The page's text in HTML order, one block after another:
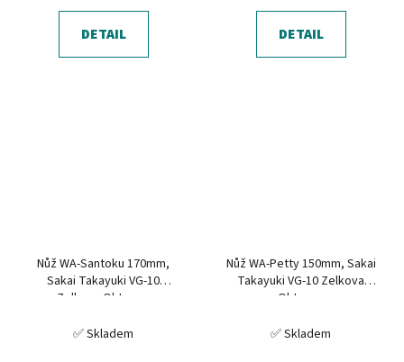
DETAIL DETAIL
Nůž WA-Santoku 170mm,
Sakai Takayuki VG-10
Zelkova Oktagon
✅ Skladem
Nůž WA-Petty 150mm, Sakai
Takayuki VG-10 Zelkova
Oktagon
✅ Skladem